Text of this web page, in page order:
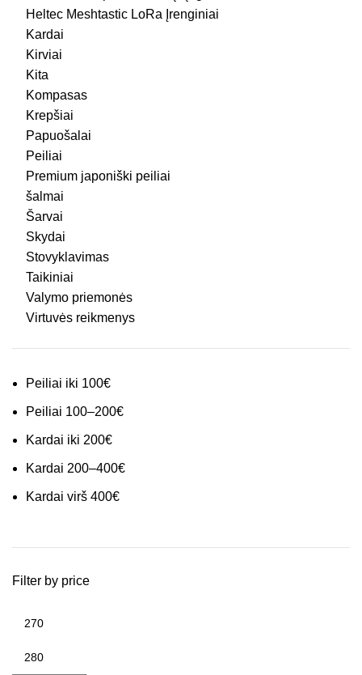
Heltec Meshtastic LoRa Įrenginiai
Kardai
Kirviai
Kita
Kompasas
Krepšiai
Papuošalai
Peiliai
Premium japoniški peiliai
šalmai
Šarvai
Skydai
Stovyklavimas
Taikiniai
Valymo priemonės
Virtuvės reikmenys
Peiliai iki 100€
Peiliai 100–200€
Kardai iki 200€
Kardai 200–400€
Kardai virš 400€
Filter by price